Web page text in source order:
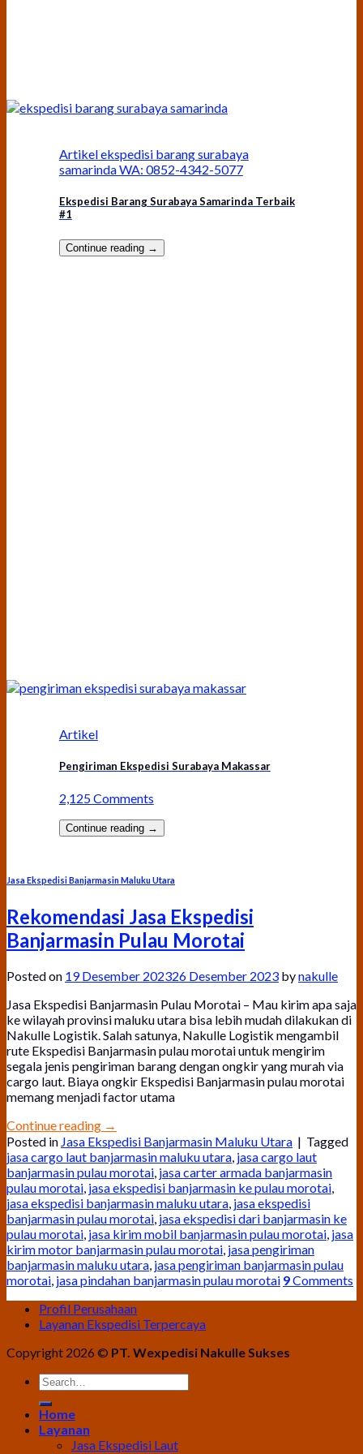
Artikel ekspedisi barang surabaya
samarinda WA: 0852-4342-5077
Ekspedisi Barang Surabaya Samarinda Terbaik
#1
Continue reading →
Artikel
Pengiriman Ekspedisi Surabaya Makassar
2,125 Comments
Continue reading →
Jasa Ekspedisi Banjarmasin Maluku Utara
Rekomendasi Jasa Ekspedisi
Banjarmasin Pulau Morotai
Posted on 19 Desember 202326 Desember 2023 bynakulle
Jasa Ekspedisi Banjarmasin Pulau Morotai – Mau kirim apa saja
ke wilayah provinsi maluku utara bisa lebih mudah dilakukan di
Nakulle Logistik. Salah satunya, Nakulle Logistik mengambil
rute Ekspedisi Banjarmasin pulau morotai untuk mengirim
segala jenis pengiriman barang dengan ongkir yang murah via
cargo laut. Biaya ongkir Ekspedisi Banjarmasin pulau morotai
memang menjadi factor utama
Continue reading →
Posted in Jasa Ekspedisi Banjarmasin Maluku Utara | Tagged
jasa cargo laut banjarmasin maluku utara, jasa cargo laut
banjarmasin pulau morotai, jasa carter armada banjarmasin
pulau morotai, jasa ekspedisi banjarmasin ke pulau morotai,
jasa ekspedisi banjarmasin maluku utara, jasa ekspedisi
banjarmasin pulau morotai, jasa ekspedisi dari banjarmasin ke
pulau morotai, jasa kirim mobil banjarmasin pulau morotai, jasa
kirim motor banjarmasin pulau morotai, jasa pengiriman
banjarmasin maluku utara, jasa pengiriman banjarmasin pulau
morotai, jasa pindahan banjarmasin pulau morotai 9Comments
Profil Perusahaan
Layanan Ekspedisi Terpercaya
Copyright 2026 © PT. Wexpedisi Nakulle Sukses
Home
Layanan
Jasa Ekspedisi Laut